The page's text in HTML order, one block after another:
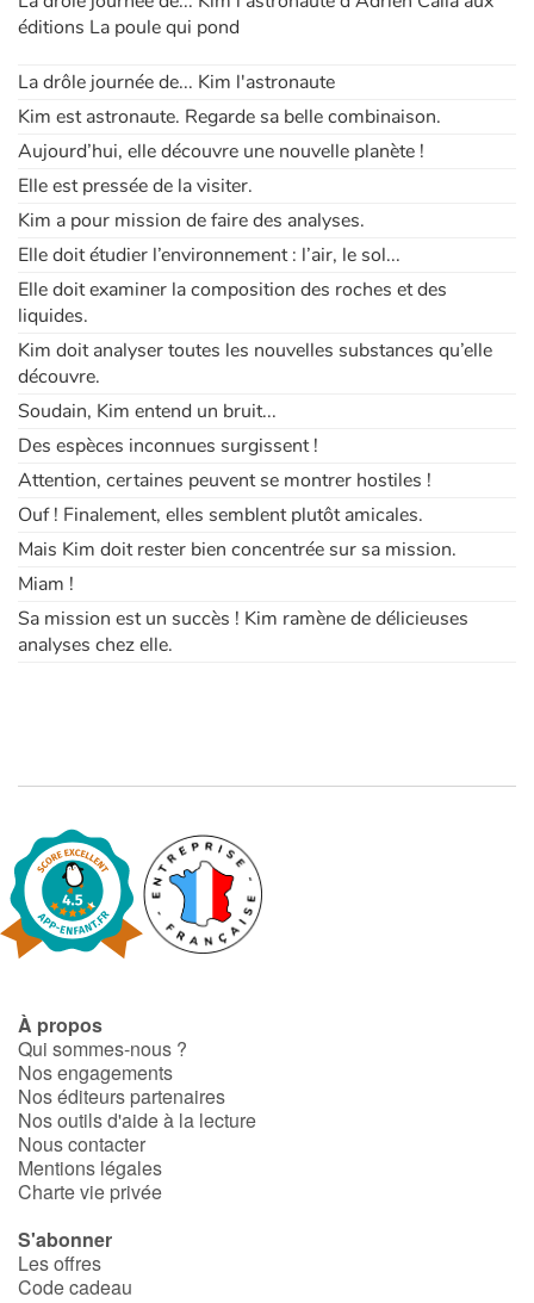
Dyslexie, troubles de la lecture
Nos listes de lecture
Les plus lus
Coups de coeur
éditions La poule qui pond
La drôle journée de... Kim l'astronaute
Kim est astronaute. Regarde sa belle combinaison.
Aujourd’hui, elle découvre une nouvelle planète !
Elle est pressée de la visiter.
Kim a pour mission de faire des analyses.
Elle doit étudier l’environnement : l’air, le sol...
Elle doit examiner la composition des roches et des
liquides.
Kim doit analyser toutes les nouvelles substances qu’elle
découvre.
Soudain, Kim entend un bruit...
Des espèces inconnues surgissent !
Attention, certaines peuvent se montrer hostiles !
Ouf ! Finalement, elles semblent plutôt amicales.
Mais Kim doit rester bien concentrée sur sa mission.
Miam !
Sa mission est un succès ! Kim ramène de délicieuses
analyses chez elle.
À propos
Qui sommes-nous ?
Nos engagements
Nos éditeurs partenaires
Nos outils d'aide à la lecture
Nous contacter
Mentions légales
Charte vie privée
S'abonner
Les offres
Code cadeau